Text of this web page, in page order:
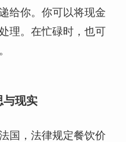
给你。你可以将现金
理。在忙碌时，也可
现实
国，法律规定餐饮价